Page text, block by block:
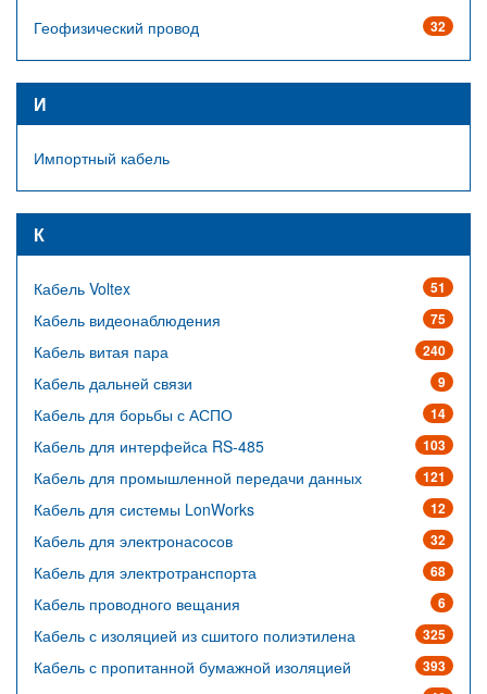
32
Геофизический провод
И
Импортный кабель
К
51
Кабель Voltex
75
Кабель видеонаблюдения
240
Кабель витая пара
9
Кабель дальней связи
14
Кабель для борьбы с АСПО
103
Кабель для интерфейса RS-485
121
Кабель для промышленной передачи данных
12
Кабель для системы LonWorks
32
Кабель для электронасосов
68
Кабель для электротранспорта
6
Кабель проводного вещания
325
Кабель с изоляцией из сшитого полиэтилена
393
Кабель с пропитанной бумажной изоляцией